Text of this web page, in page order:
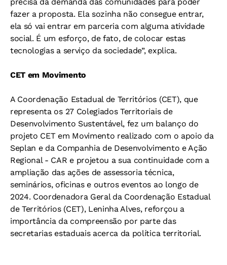
fazer a proposta. Ela sozinha não consegue entrar,
ela só vai entrar em parceria com alguma atividade
social. É um esforço, de fato, de colocar estas
tecnologias a serviço da sociedade”, explica.
CET em Movimento
A Coordenação Estadual de Territórios (CET), que
representa os 27 Colegiados Territoriais de
Desenvolvimento Sustentável, fez um balanço do
projeto CET em Movimento realizado com o apoio da
Seplan e da Companhia de Desenvolvimento e Ação
Regional - CAR e projetou a sua continuidade com a
ampliação das ações de assessoria técnica,
seminários, oficinas e outros eventos ao longo de
2024. Coordenadora Geral da Coordenação Estadual
de Territórios (CET), Leninha Alves, reforçou a
importância da compreensão por parte das
secretarias estaduais acerca da política territorial.